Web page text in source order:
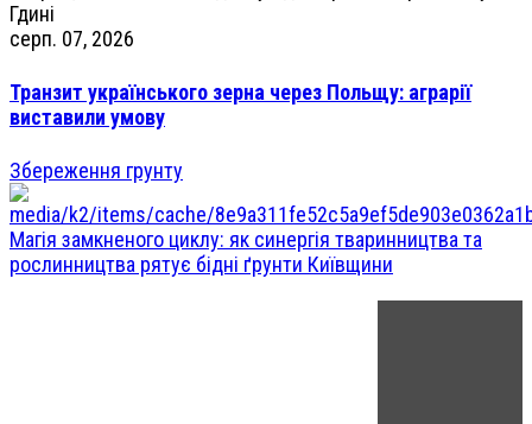
серп. 07, 2026
Транзит українського зерна через Польщу: аграрії
виставили умову
Збереження грунту
Магія замкненого циклу: як синергія тваринництва та
рослинництва рятує бідні ґрунти Київщини